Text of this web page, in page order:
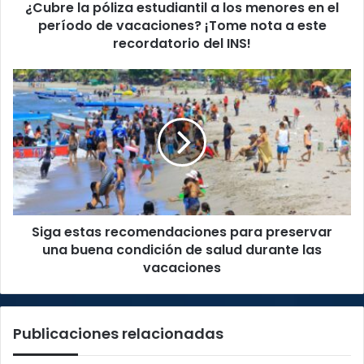
período
nota
a
este
recordatorio
del
INS!
¿Cubre la póliza estudiantil a los menores en el
período de vacaciones? ¡Tome nota a este
recordatorio del INS!
Siga
estas
recomendaciones
para
preservar
una
buena
condición
de
salud
durante
Siga estas recomendaciones para preservar
una buena condición de salud durante las
vacaciones
Publicaciones relacionadas